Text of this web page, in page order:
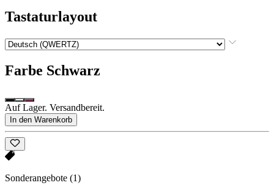
Tastaturlayout
Farbe Schwarz
Auf Lager. Versandbereit.
In den Warenkorb
Sonderangebote (1)